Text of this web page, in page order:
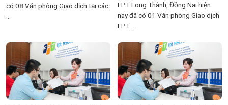
có 08 Văn phòng Giao dịch tại các
FPT Long Thành, Đồng Nai hiện
nay đã có 01 Văn phòng Giao dịch
FPT ...